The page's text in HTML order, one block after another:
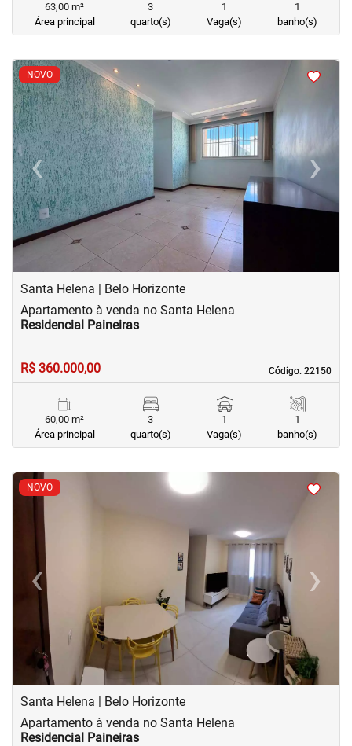
63,00 m²
Área principal
3
quarto(s)
1
Vaga(s)
1
banho(s)
NOVO
<<<<
‹Previous ›Next
Santa Helena | Belo Horizonte
Código. 22150
Código. 22150
Apartamento à venda no Santa Helena
Residencial Paineiras
R$ 360.000,00
60,00 m²
Área principal
3
quarto(s)
1
Vaga(s)
1
banho(s)
NOVO
< <<<
‹Previous ›Next
Santa Helena | Belo Horizonte
Apartamento à venda no Santa Helena
Residencial Paineiras